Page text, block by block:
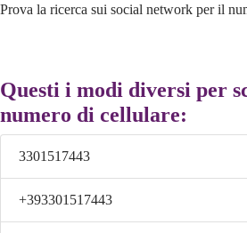
Prova la ricerca sui social network per il
Questi i modi diversi per
numero di cellulare:
3301517443
+393301517443